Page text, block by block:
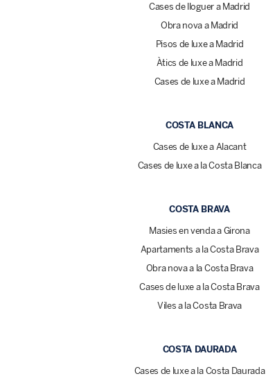
Cases de lloguer a Madrid
Obra nova a Madrid
Pisos de luxe a Madrid
Àtics de luxe a Madrid
Cases de luxe a Madrid
COSTA BLANCA
Cases de luxe a Alacant
Cases de luxe a la Costa Blanca
COSTA BRAVA
Masies en venda a Girona
Apartaments a la Costa Brava
Obra nova a la Costa Brava
Cases de luxe a la Costa Brava
Viles a la Costa Brava
COSTA DAURADA
Cases de luxe a la Costa Daurada